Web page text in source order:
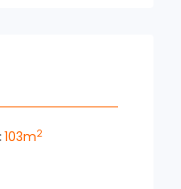
y el
y
con un snack
buscan
103m2